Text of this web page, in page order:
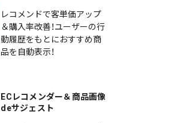
レコメンドで客単価アップ
＆購入率改善！ユーザーの行
動履歴をもとにおすすめ商
品を自動表示！
ECレコメンダー＆商品画像
deサジェスト